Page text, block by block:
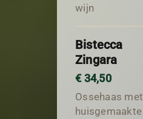
wijn
Bistecca
Zingara
€ 34,50
Ossehaas met
huisgemaakte